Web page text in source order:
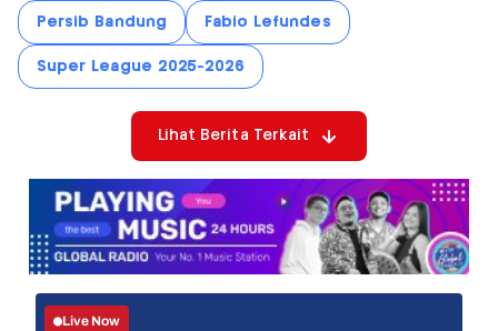
Persib Bandung Fabio Lefundes
Super League 2025-2026
Lihat Berita Terkait
Live Now